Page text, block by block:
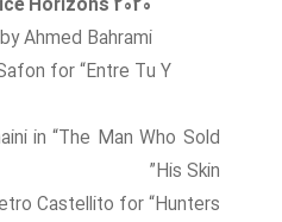
Horizons 2020
Ahmed Bahrami
for “Entre Tu Y
in “The Man Who Sold
His Skin”
Castellito for “Hunters”